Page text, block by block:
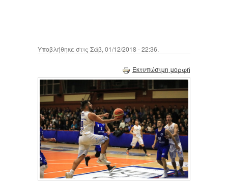
Υποβλήθηκε στις Σάβ, 01/12/2018 - 22:36.
Εκτυπώσιμη μορφή